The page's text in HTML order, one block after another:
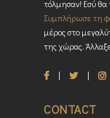
τόλμησαν! Εσύ θα
Συμπλήρωσε τη
μέρος στο
της χώρας.
CONTACT